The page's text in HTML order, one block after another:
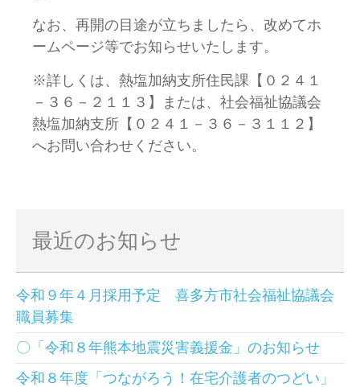
なお、再開の目途が立ちましたら、改めてホ
ームページ等でお知らせいたします。
※詳しくは、熱塩加納支所住民課【０２４１
－３６－２１１３】または、社会福祉協議会
熱塩加納支所【０２４１－３６－３１１２】
へお問い合わせください。
最近のお知らせ
令和９年４月採用予定 喜多方市社会福祉協議会
職員募集
〇「令和８年熊本地震災害義援金」のお知らせ
令和８年度「つながろう！在宅介護者のつどい」